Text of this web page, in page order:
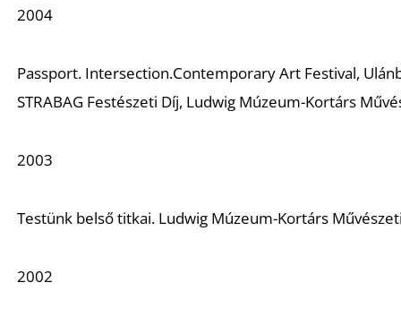
2004
Passport. Intersection.Contemporary Art Festival,
STRABAG Festészeti Díj, Ludwig Múzeum-Kortárs
2003
Testünk belső titkai. Ludwig Múzeum-Kortárs
2002